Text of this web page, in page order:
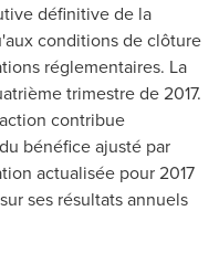
définitive de la
conditions de clôture
réglementaires. La
trimestre de 2017.
contribue
bénéfice ajusté par
actualisée pour 2017
ses résultats annuels